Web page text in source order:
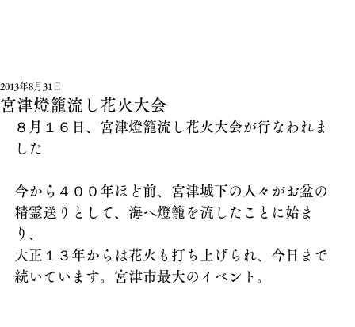
宮津燈籠流し花火大会
2013年8月31日
８月１６日、宮津燈籠流し花火大会が行なわれま
した
今から４００年ほど前、宮津城下の人々がお盆の
精霊送りとして、海へ燈籠を流したことに始ま
り、
大正１３年からは花火も打ち上げられ、今日まで
続いています。宮津市最大のイベント。